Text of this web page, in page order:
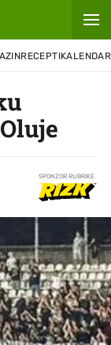
RECEPTIKALENDAR
SPONZOR RUBRIKE